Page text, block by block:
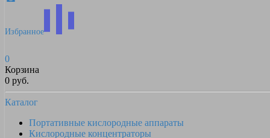
Избранное
0
Корзина
0 руб.
Каталог
Портативные кислородные аппараты
Кислородные концентраторы